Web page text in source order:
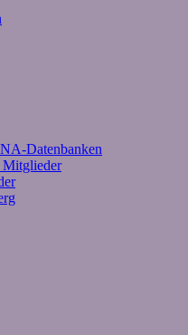
Datenbanken
Mitglieder